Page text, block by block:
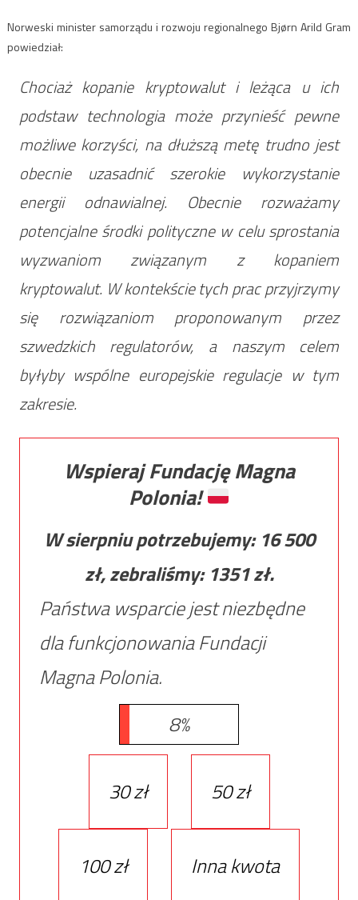
Norweski minister samorządu i rozwoju regionalnego Bjørn Arild Gram
powiedział:
Chociaż kopanie kryptowalut i leżąca u ich
podstaw technologia może przynieść pewne
możliwe korzyści, na dłuższą metę trudno jest
obecnie uzasadnić szerokie wykorzystanie
energii odnawialnej. Obecnie rozważamy
potencjalne środki polityczne w celu sprostania
wyzwaniom związanym z kopaniem
kryptowalut. W kontekście tych prac przyjrzymy
się rozwiązaniom proponowanym przez
szwedzkich regulatorów, a naszym celem
byłyby wspólne europejskie regulacje w tym
zakresie.
Wspieraj Fundację Magna
Polonia!
W sierpniu potrzebujemy: 16 500
zł, zebraliśmy: 1351zł.
Państwa wsparcie jest niezbędne
dla funkcjonowania Fundacji
Magna Polonia.
8%
30 zł 50 zł
100 zł Inna kwota